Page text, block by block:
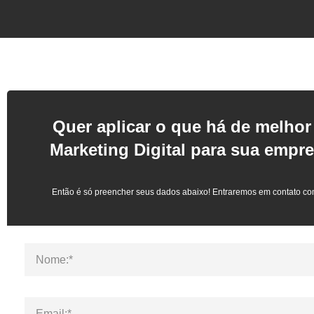
Quer aplicar o que há de melhor
Marketing Digital para sua
Então é só preencher seus dados abaixo! Entraremos em contato